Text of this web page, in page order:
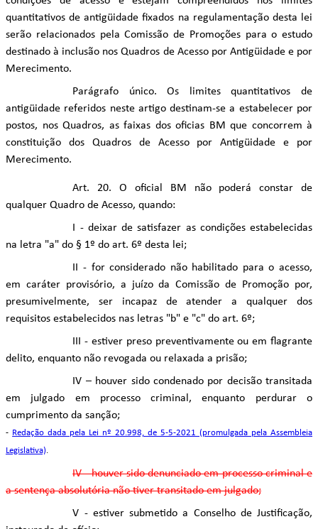
quantitativos de antigüidade fixados na regulamentação desta lei
serão relacionados pela Comissão de Promoções para o estudo
destinado à inclusão nos Quadros de Acesso por Antigüidade e por
Merecimento.
Parágrafo único. Os limites quantitativos de
antigüidade referidos neste artigo destinam-se a estabelecer por
postos, nos Quadros, as faixas dos oficias BM que concorrem à
constituição dos Quadros de Acesso por Antigüidade e por
Merecimento.
Art. 20. O oficial BM não poderá constar de
qualquer Quadro de Acesso, quando:
I - deixar de satisfazer as condições estabelecidas
na letra "a" do § 1º do art. 6º desta lei;
II - for considerado não habilitado para o acesso,
em caráter provisório, a juízo da Comissão de Promoção por,
presumivelmente, ser incapaz de atender a qualquer dos
requisitos estabelecidos nas letras "b" e "c" do art. 6º;
III - estiver preso preventivamente ou em flagrante
delito, enquanto não revogada ou relaxada a prisão;
IV – houver sido condenado por decisão transitada
em julgado em processo criminal, enquanto perdurar o
cumprimento da sanção;
- Redação dada pela Lei nº 20.998, de 5-5-2021 (promulgada pela Assembleia
Legislativa).
IV - houver sido denunciado em processo criminal e
a sentença absolutória não tiver transitado em julgado;
V - estiver submetido a Conselho de Justificação,